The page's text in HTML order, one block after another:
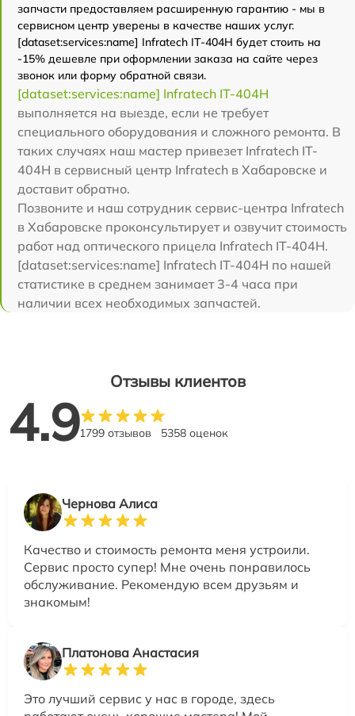
запчасти предоставляем расширенную гарантию - мы в
сервисном центр уверены в качестве наших услуг.
[dataset:services:name] Infratech IT-404H будет стоить на
-15% дешевле при оформлении заказа на сайте через
звонок или форму обратной связи.
[dataset:services:name] Infratech IT-404H
выполняется на выезде, если не требует
специального оборудования и сложного ремонта. В
таких случаях наш мастер привезет Infratech IT-
404H в сервисный центр Infratech в Хабаровске и
доставит обратно.
Позвоните и наш сотрудник сервис-центра Infratech
в Хабаровске проконсультирует и озвучит стоимость
работ над оптического прицела Infratech IT-404H.
[dataset:services:name] Infratech IT-404H по нашей
статистике в среднем занимает 3-4 часа при
наличии всех необходимых запчастей.
Отзывы клиентов
4.91799 отзывов 5358 оценок
Чернова Алиса
Качество и стоимость ремонта меня устроили.
Сервис просто супер! Мне очень понравилось
обслуживание. Рекомендую всем друзьям и
знакомым!
Платонова Анастасия
Это лучший сервис у нас в городе, здесь